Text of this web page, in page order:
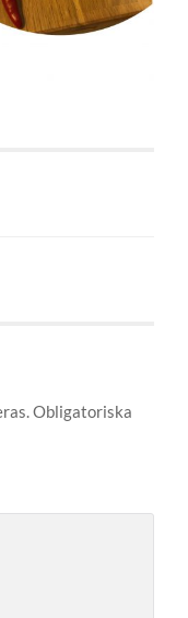
Obligatoriska